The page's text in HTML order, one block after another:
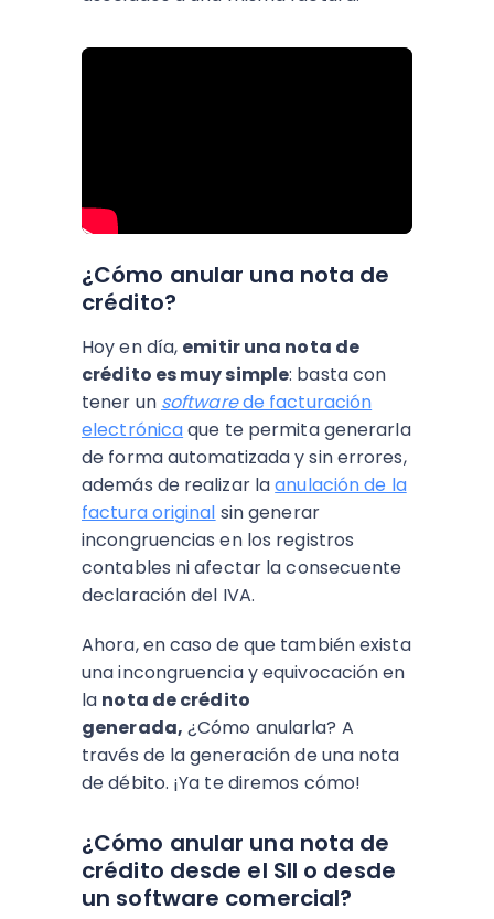
¿Cómo anular una nota de
crédito?
Hoy en día, emitir una nota de
crédito es muy simple: basta con
tener un softwarede facturación
electrónicaque te permita generarla
de forma automatizada y sin errores,
además de realizar laanulación de la
factura original sin generar
incongruencias en los registros
contables ni afectar la consecuente
declaración del IVA.
Ahora, en caso de que también exista
una incongruencia y equivocación en
la nota de crédito
generada, ¿Cómo anularla? A
través de la generación de una nota
de débito. ¡Ya te diremos cómo!
¿Cómo anular una nota de
crédito desde el SII o desde
un software comercial?